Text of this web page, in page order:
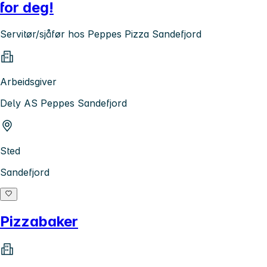
for deg!
Servitør/sjåfør hos Peppes Pizza Sandefjord
Arbeidsgiver
Dely AS Peppes Sandefjord
Sted
Sandefjord
Pizzabaker